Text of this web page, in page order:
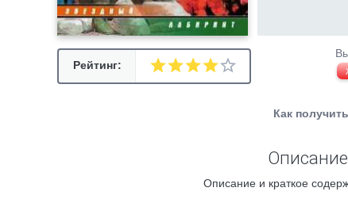
Рейтинг:
Как
Описание и краткое